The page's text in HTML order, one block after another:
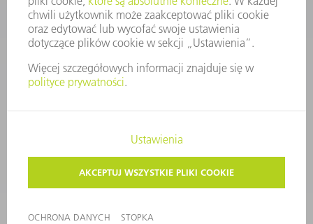
PRAWA AUTORSKIE I PRAWA DOTYCZĄCE ZNAKÓW TOWAROWYCH
WARUNKI UŻYTKOWANIA
©2026TRUMPF